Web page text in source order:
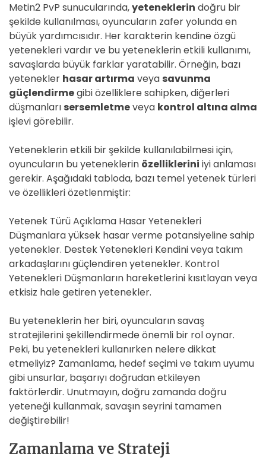
Metin2 PvP sunucularında,yeteneklerin doğru bir
şekilde kullanılması, oyuncuların zafer yolunda en
büyük yardımcısıdır. Her karakterin kendine özgü
yetenekleri vardır ve bu yeteneklerin etkili kullanımı,
savaşlarda büyük farklar yaratabilir. Örneğin, bazı
yetenekler hasar artırma veya savunma
güçlendirmegibi özelliklere sahipken, diğerleri
düşmanları sersemletmeveya kontrol altına alma
işlevi görebilir.
Yeteneklerin etkili bir şekilde kullanılabilmesi için,
oyuncuların bu yeteneklerin özelliklerini iyi anlaması
gerekir. Aşağıdaki tabloda, bazı temel yetenek türleri
ve özellikleri özetlenmiştir:
Yetenek Türü Açıklama Hasar Yetenekleri
Düşmanlara yüksek hasar verme potansiyeline sahip
yetenekler. Destek Yetenekleri Kendini veya takım
arkadaşlarını güçlendiren yetenekler. Kontrol
Yetenekleri Düşmanların hareketlerini kısıtlayan veya
etkisiz hale getiren yetenekler.
Bu yeteneklerin her biri, oyuncuların savaş
stratejilerini şekillendirmede önemli bir rol oynar.
Peki, bu yetenekleri kullanırken nelere dikkat
etmeliyiz? Zamanlama, hedef seçimi ve takım uyumu
gibi unsurlar, başarıyı doğrudan etkileyen
faktörlerdir. Unutmayın, doğru zamanda doğru
yeteneği kullanmak, savaşın seyrini tamamen
değiştirebilir!
Zamanlama ve Strateji